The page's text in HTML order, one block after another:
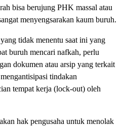
bisa berujung PHK massal atau
menyengsarakan kaum buruh.
tidak menentu saat ini yang
buruh mencari nafkah, perlu
dokumen atau arsip yang terkait
tindakan
tempat kerja (lock-out) oleh
hak pengusaha untuk menolak